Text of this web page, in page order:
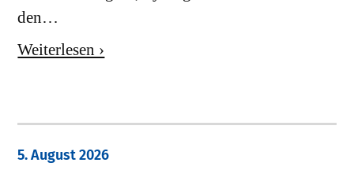
den…
Weiterlesen ›
5. August 2026